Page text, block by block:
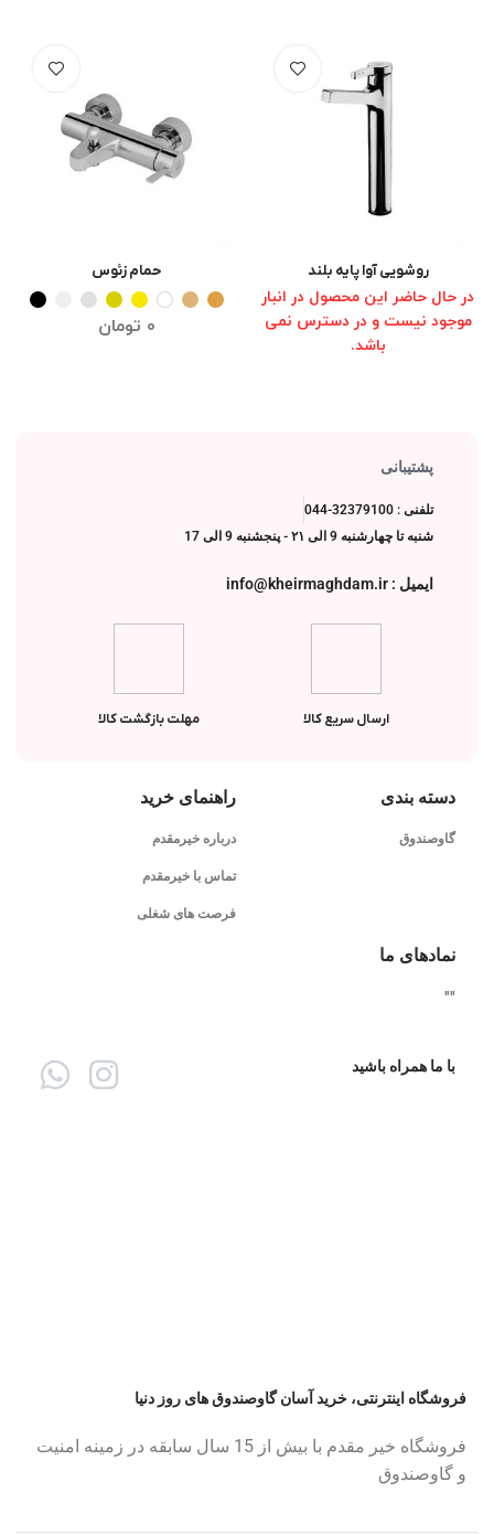
انتخاب گزینه ها
روشویی آوا پایه بلند
در حال حاضر این محصول در انبار
موجود نیست و در دسترس نمی
باشد.
انتخاب گزینه ها
حمام زئوس
0 تومان
پشتیبانی
تلفنی : 32379100-044
شنبه تا چهارشنبه 9 الی ۲۱ - پنجشنبه 9 الی 17
ایمیل : info@kheirmaghdam.ir
ارسال سریع کالا مهلت بازگشت کالا
دسته بندی
گاوصندوق
راهنمای خرید
درباره خیرمقدم
تماس با خیرمقدم
فرصت های شغلی
نمادهای ما
"
"
با ما همراه باشید
فروشگاه اینترنتی، خرید آسان گاوصندوق های روز دنیا
فروشگاه خیر مقدم با بیش از 15 سال سابقه در زمینه امنیت
و گاوصندوق